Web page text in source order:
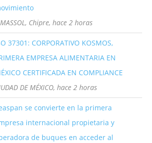
Chipre, hace 2 horas
37301: CORPORATIVO KOSMOS,
EMPRESA ALIMENTARIA EN
CERTIFICADA EN COMPLIANCE
DE MÉXICO, hace 2 horas
se convierte en la primera
internacional propietaria y
de buques en acceder al